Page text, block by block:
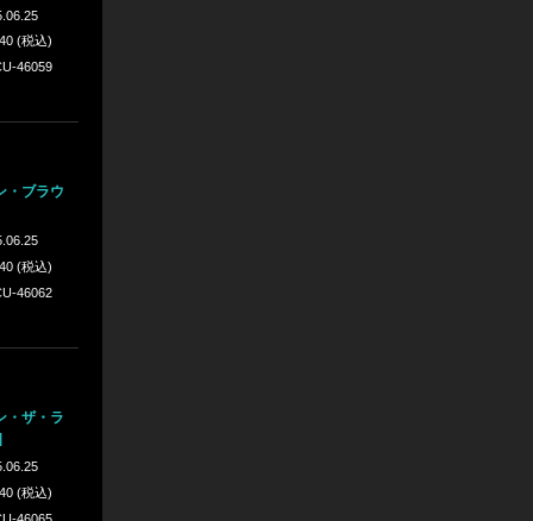
(税込)
46059
・ブラウ
(税込)
46062
・ザ・ラ
(税込)